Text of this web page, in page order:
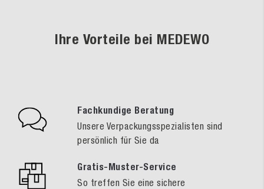
Ihre Vorteile bei MEDEWO
Fachkundige Beratung
Unsere Verpackungsspezialisten sind
persönlich für Sie da
Gratis-Muster-Service
So treffen Sie eine sichere